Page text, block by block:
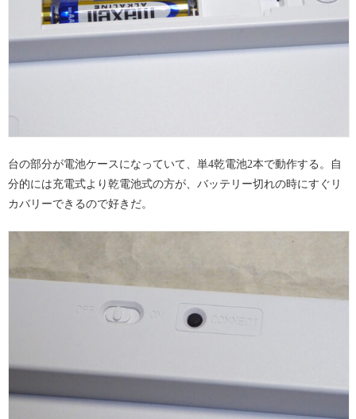
台の部分が電池ケースになっていて、単4乾電池2本で動作する。自
分的には充電式より乾電池式の方が、バッテリー切れの時にすぐリ
カバリーできるので好きだ。